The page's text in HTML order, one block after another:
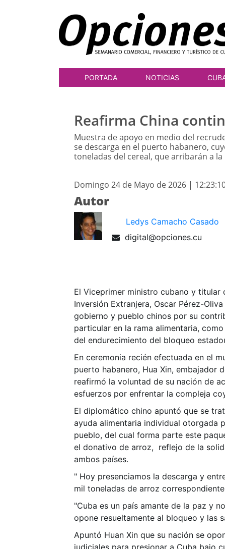
PORTADA NOTICIAS
Reafirma China
Muestra de apoyo en medio del
se descarga en el puerto habanero,
toneladas del cereal, que arribarán a
Domingo 24 de Mayo de 2026 |
Autor
Ledys Camacho Casado
digital@opciones.cu
El Viceprimer ministro cubano y titular
Inversión Extranjera, Oscar Pérez-
gobierno y pueblo chinos por su
particular en la rama alimentaria,
del endurecimiento del bloqueo
En ceremonia recién efectuada en el
puerto habanero, Hua Xin, embajador
reafirmó la voluntad de su nación de
esfuerzos por enfrentar la compleja
El diplomático chino apuntó que se
ayuda alimentaria individual otorgada
pueblo, del cual forma parte este
el donativo de arroz, reflejo de la
ambos países.
" Hoy presenciamos la descarga y
mil toneladas de arroz
"Cuba es un país amante de la paz y
opone resueltamente al bloqueo y las
Apuntó Huan Xin que su nación se
judiciales para presionar a Cuba bajo